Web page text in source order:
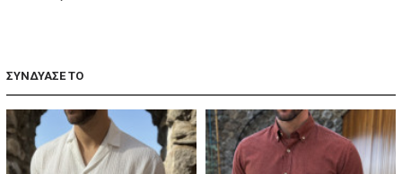
ΣΥΝΔΥΑΣΕ ΤΟ